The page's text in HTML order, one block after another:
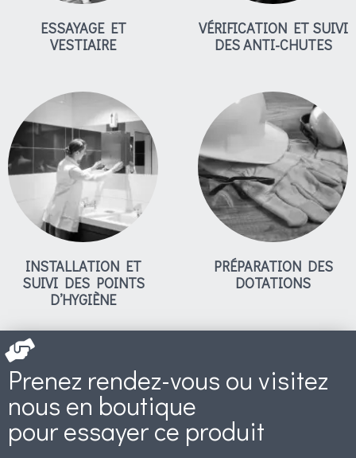
ESSAYAGE ET
VESTIAIRE
VÉRIFICATION ET SUIVI
DES ANTI-CHUTES
INSTALLATION ET
SUIVI DES POINTS
D’HYGIÈNE
PRÉPARATION DES
DOTATIONS
Prenez rendez-vous ou visitez
nous en boutique
pour essayer ce produit